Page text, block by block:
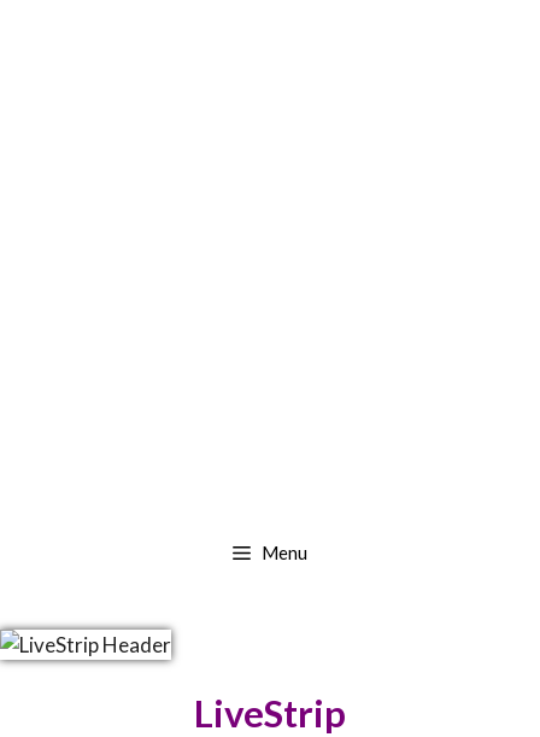
Menu
LiveStrip